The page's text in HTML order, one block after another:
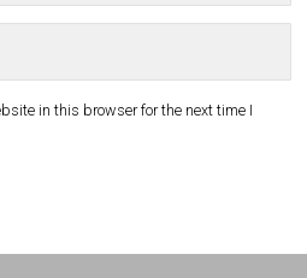
in this browser for the next time I